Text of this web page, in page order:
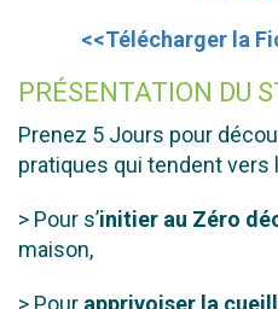
<<Télécharger la
PRÉSENTATION DU
Prenez 5 Jours pour
pratiques qui tendent vers
> Pour s’initier au Zéro
maison,
> Pour apprivoiser la